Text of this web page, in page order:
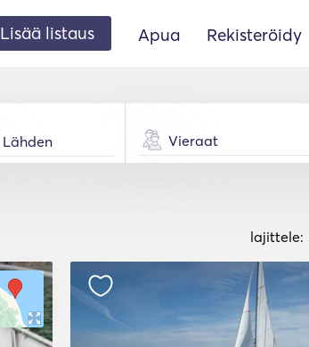
Lisää listaus Apua Rekisteröidy
Vieraat
lajittele: